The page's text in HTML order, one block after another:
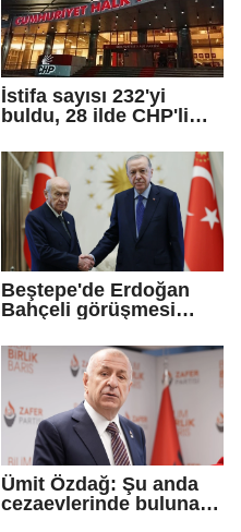
İstifa sayısı 232'yi
buldu, 28 ilde CHP'li
Beştepe'de Erdoğan
Bahçeli görüşmesi
Ümit Özdağ: Şu anda
cezaevlerinde bulunan